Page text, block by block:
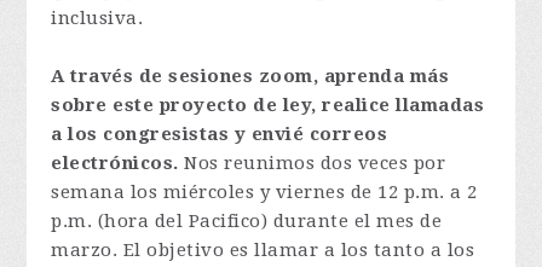
inclusiva.
A través de sesiones zoom, aprenda más
sobre este proyecto de ley, realice llamadas
a los congresistas y envié correos
electrónicos. Nos reunimos dos veces por
semana los miércoles y viernes de 12 p.m. a 2
p.m. (hora del Pacifico) durante el mes de
marzo. El objetivo es llamar a los tanto a los